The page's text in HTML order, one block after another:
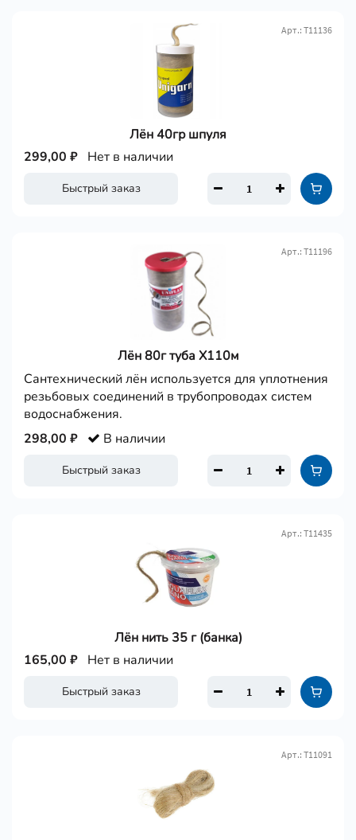
Лён 40гр шпуля
Арт.: Т11136
Быстрый заказ
299,00 ₽ Нет в наличии
Лён 80г туба Х110м
Арт.: Т11196
Сантехнический лён используется для уплотнения
резьбовых соединений в трубопроводах систем
водоснабжения.
Быстрый заказ
298,00 ₽ В наличии
Лён нить 35 г (банка)
Арт.: Т11435
Быстрый заказ
165,00 ₽ Нет в наличии
Арт.: Т11091